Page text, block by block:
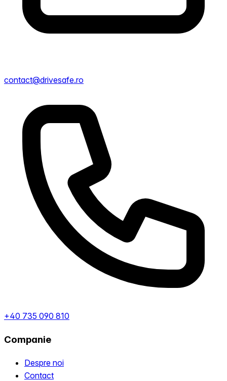
contact@drivesafe.ro
+40 735 090 810
Companie
Despre noi
Contact